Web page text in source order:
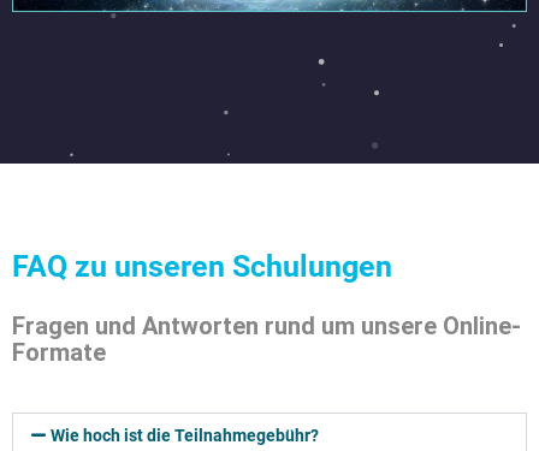
FAQ zu unseren Schulungen
Fragen und Antworten rund um unsere Online-
Formate
Wie hoch ist die Teilnahmegebühr?